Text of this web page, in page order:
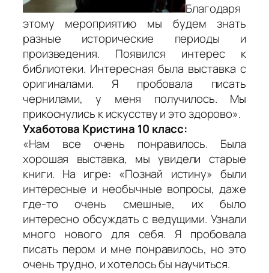
Благодаря
этому мероприятию мы будем знать
разные исторические периоды и
произведения. Появился интерес к
библиотеки. Интересная была выставка с
оригиналами. Я пробовала писать
чернилами, у меня получилось. Мы
прикоснулись к искусству и это здорово».
Ухаботова Кристина 10 класс:
«Нам все очень понравилось. Была
хорошая выставка, мы увидели старые
книги. На игре: «Познай истину» были
интересные и необычные вопросы, даже
где-то очень смешные, их было
интересно обсуждать с ведущими. Узнали
много нового для себя. Я пробовала
писать пером и мне понравилось, но это
очень трудно, и хотелось бы научиться.